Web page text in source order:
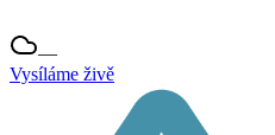
—
Vysíláme živě